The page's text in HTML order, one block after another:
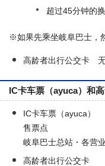
超过45分钟的
※如果先乘坐岐阜巴士，
高龄者出行公交卡
IC卡车票（ayuca）和
IC卡车票（ayuca）
售票点
岐阜巴士总站・各营
高龄者出行公交卡